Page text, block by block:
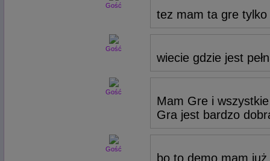
Gość
tez mam ta gre
Gość
wiecie gdzie jest
Gość
Mam Gre i
Gra jest bardzo
Gość
bo to demo mam